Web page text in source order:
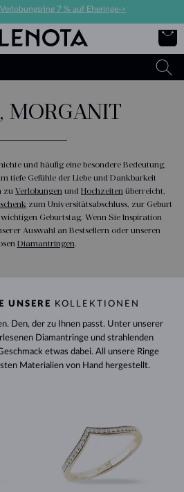
7 % auf Eheringe->
MORGANIT
und häufig eine besondere Bedeutung,
tiefe Gefühle der Liebe und Dankbarkeit
zu Verlobungen und Hochzeiten überreicht,
zum Universitätsabschluss, zur Geburt
Geburtstag. Wenn Sie Inspiration
Auswahl an Bestsellern oder unseren
Diamantringen.
UNSERE KOLLEKTIONEN
Den, der zu Ihnen passt. Unter unserer
Diamantringe und strahlenden
etwas dabei. All unsere Ringe
Materialien von Hand hergestellt.